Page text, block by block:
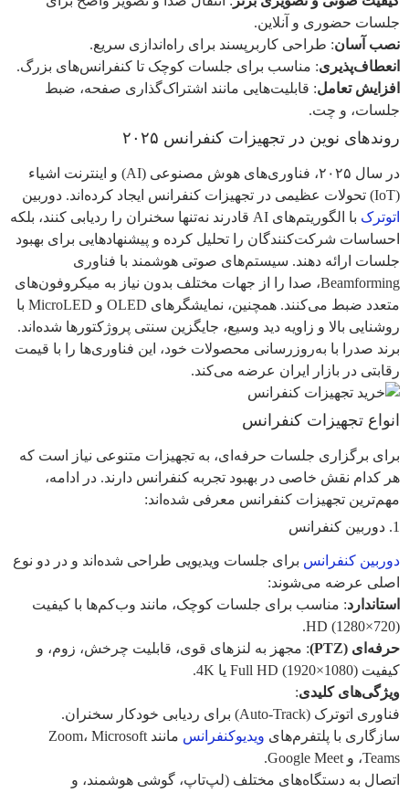
جلسات حضوری و آنلاین.
نصب آسان: طراحی کاربرپسند برای راه‌اندازی سریع.
انعطاف‌پذیری: مناسب برای جلسات کوچک تا کنفرانس‌های بزرگ.
افزایش تعامل: قابلیت‌هایی مانند اشتراک‌گذاری صفحه، ضبط
جلسات، و چت.
روندهای نوین در تجهیزات کنفرانس ۲۰۲۵
در سال ۲۰۲۵، فناوری‌های هوش مصنوعی (AI) و اینترنت اشیاء
(IoT) تحولات عظیمی در تجهیزات کنفرانس ایجاد کرده‌اند. دوربین‌
اتوترک
با الگوریتم‌های AI قادرند نه‌تنها سخنران را ردیابی کنند، بلکه
احساسات شرکت‌کنندگان را تحلیل کرده و پیشنهادهایی برای بهبود
جلسات ارائه دهند. سیستم‌های صوتی هوشمند با فناوری
Beamforming، صدا را از جهات مختلف بدون نیاز به میکروفون‌های
متعدد ضبط می‌کنند. همچنین، نمایشگرهای OLED و MicroLED با
روشنایی بالا و زاویه دید وسیع، جایگزین سنتی پروژکتورها شده‌اند.
برند صدرا با به‌روزرسانی محصولات خود، این فناوری‌ها را با قیمت
رقابتی در بازار ایران عرضه می‌کند.
انواع تجهیزات کنفرانس
برای برگزاری جلسات حرفه‌ای، به تجهیزات متنوعی نیاز است که
هر کدام نقش خاصی در بهبود تجربه کنفرانس دارند. در ادامه،
مهم‌ترین تجهیزات کنفرانس معرفی شده‌اند:
1. دوربین کنفرانس
دوربین‌ کنفرانس برای جلسات ویدیویی طراحی شده‌اند و در دو نوع
اصلی عرضه می‌شوند:
استاندارد: مناسب برای جلسات کوچک، مانند وب‌کم‌ها با کیفیت
HD (1280×720).
حرفه‌ای (PTZ)
: مجهز به لنزهای قوی، قابلیت چرخش، زوم، و
کیفیت Full HD (1920×1080) یا 4K.
ویژگی‌های کلیدی:
فناوری اتوترک (Auto-Track) برای ردیابی خودکار سخنران.
سازگاری با پلتفرم‌های ویدیوکنفرانس
مانند Zoom، Microsoft
Teams، و Google Meet.
اتصال به دستگاه‌های مختلف (لپ‌تاپ، گوشی هوشمند، و